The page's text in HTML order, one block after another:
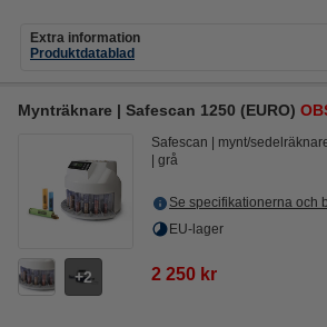
Extra information
Produktdatablad
Mynträknare | Safescan 1250 (EURO)
2
Safescan mynt/
grå
Se specifikationerna och
EU-lager
2 250 kr